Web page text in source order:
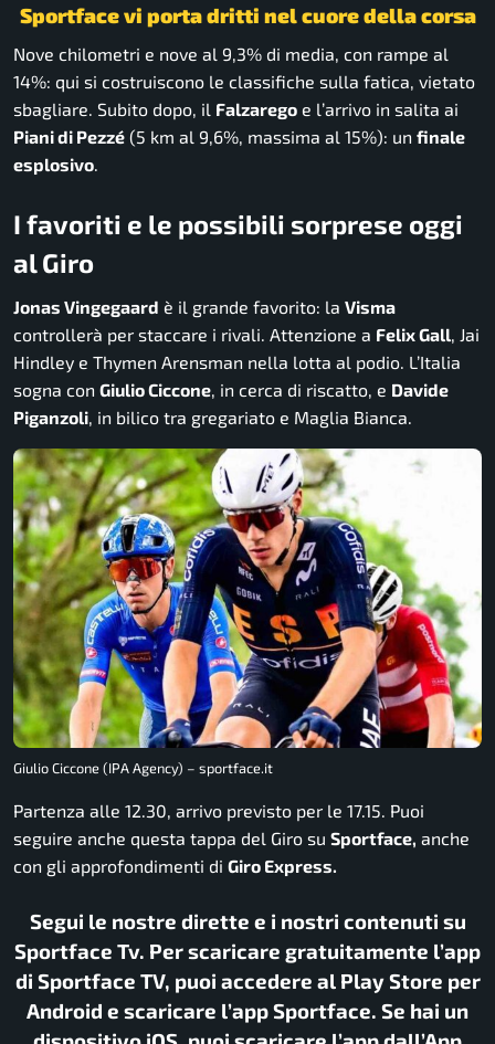
Sportface vi porta dritti nel cuore della corsa
Nove chilometri e nove al 9,3% di media, con rampe al
14%: qui si costruiscono le classifiche sulla fatica, vietato
sbagliare. Subito dopo, il Falzarego e l’arrivo in salita ai
Piani di Pezzé (5 km al 9,6%, massima al 15%): un finale
esplosivo.
I favoriti e le possibili sorprese oggi
al Giro
Jonas Vingegaard è il grande favorito: la Visma
controllerà per staccare i rivali. Attenzione a Felix Gall, Jai
Hindley e Thymen Arensman nella lotta al podio. L’Italia
sogna con Giulio Ciccone, in cerca di riscatto, e Davide
Piganzoli, in bilico tra gregariato e Maglia Bianca.
Giulio Ciccone (IPA Agency) – sportface.it
Partenza alle 12.30, arrivo previsto per le 17.15. Puoi
seguire anche questa tappa del Giro su Sportface, anche
con gli approfondimenti di Giro Express.
Segui le nostre dirette e i nostri contenuti su
Sportface Tv. Per scaricare gratuitamente l’app
di Sportface TV, puoi accedere al Play Store per
Android e scaricare l’app Sportface. Se hai un